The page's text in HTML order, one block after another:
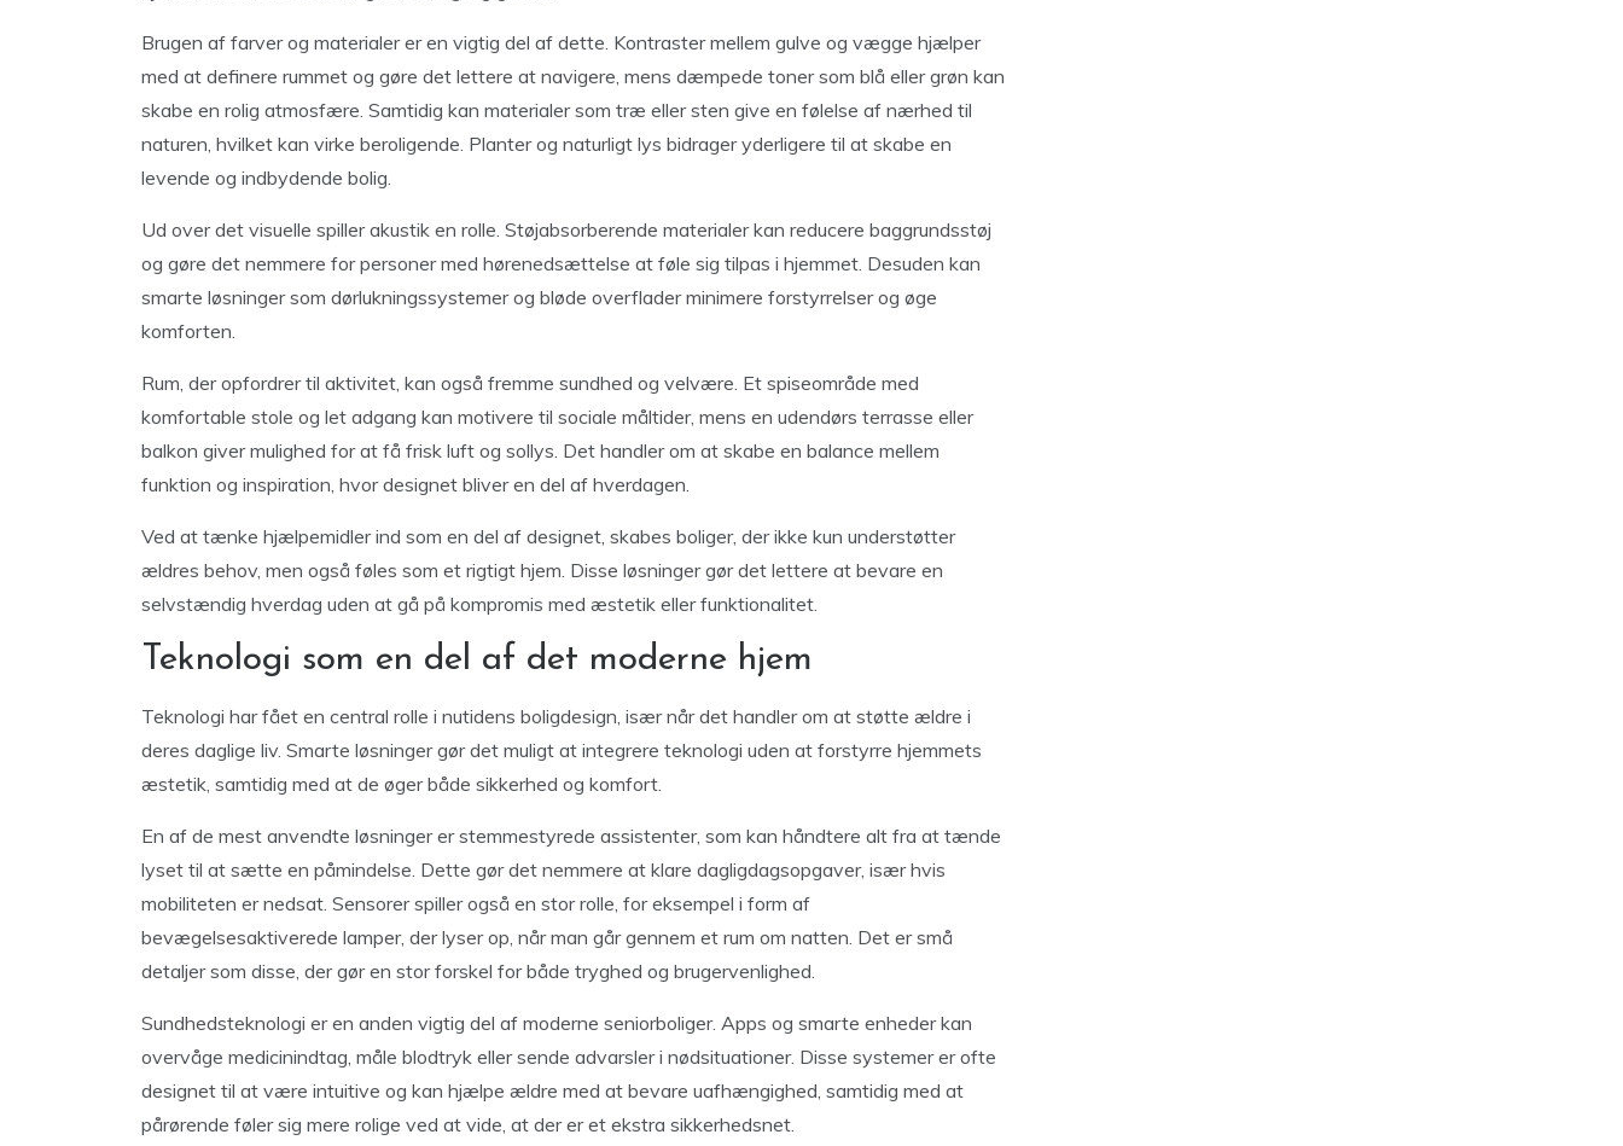
Brugen af farver og materialer er en vigtig del af dette. Kontraster mellem gulve og vægge hjælper
med at definere rummet og gøre det lettere at navigere, mens dæmpede toner som blå eller grøn kan
skabe en rolig atmosfære. Samtidig kan materialer som træ eller sten give en følelse af nærhed til
naturen, hvilket kan virke beroligende. Planter og naturligt lys bidrager yderligere til at skabe en
levende og indbydende bolig.
Ud over det visuelle spiller akustik en rolle. Støjabsorberende materialer kan reducere baggrundsstøj
og gøre det nemmere for personer med hørenedsættelse at føle sig tilpas i hjemmet. Desuden kan
smarte løsninger som dørlukningssystemer og bløde overflader minimere forstyrrelser og øge
komforten.
Rum, der opfordrer til aktivitet, kan også fremme sundhed og velvære. Et spiseområde med
komfortable stole og let adgang kan motivere til sociale måltider, mens en udendørs terrasse eller
balkon giver mulighed for at få frisk luft og sollys. Det handler om at skabe en balance mellem
funktion og inspiration, hvor designet bliver en del af hverdagen.
Ved at tænke hjælpemidler ind som en del af designet, skabes boliger, der ikke kun understøtter
ældres behov, men også føles som et rigtigt hjem. Disse løsninger gør det lettere at bevare en
selvstændig hverdag uden at gå på kompromis med æstetik eller funktionalitet.
Teknologi som en del af det moderne hjem
Teknologi har fået en central rolle i nutidens boligdesign, især når det handler om at støtte ældre i
deres daglige liv. Smarte løsninger gør det muligt at integrere teknologi uden at forstyrre hjemmets
æstetik, samtidig med at de øger både sikkerhed og komfort.
En af de mest anvendte løsninger er stemmestyrede assistenter, som kan håndtere alt fra at tænde
lyset til at sætte en påmindelse. Dette gør det nemmere at klare dagligdagsopgaver, især hvis
mobiliteten er nedsat. Sensorer spiller også en stor rolle, for eksempel i form af
bevægelsesaktiverede lamper, der lyser op, når man går gennem et rum om natten. Det er små
detaljer som disse, der gør en stor forskel for både tryghed og brugervenlighed.
Sundhedsteknologi er en anden vigtig del af moderne seniorboliger. Apps og smarte enheder kan
overvåge medicinindtag, måle blodtryk eller sende advarsler i nødsituationer. Disse systemer er ofte
designet til at være intuitive og kan hjælpe ældre med at bevare uafhængighed, samtidig med at
pårørende føler sig mere rolige ved at vide, at der er et ekstra sikkerhedsnet.